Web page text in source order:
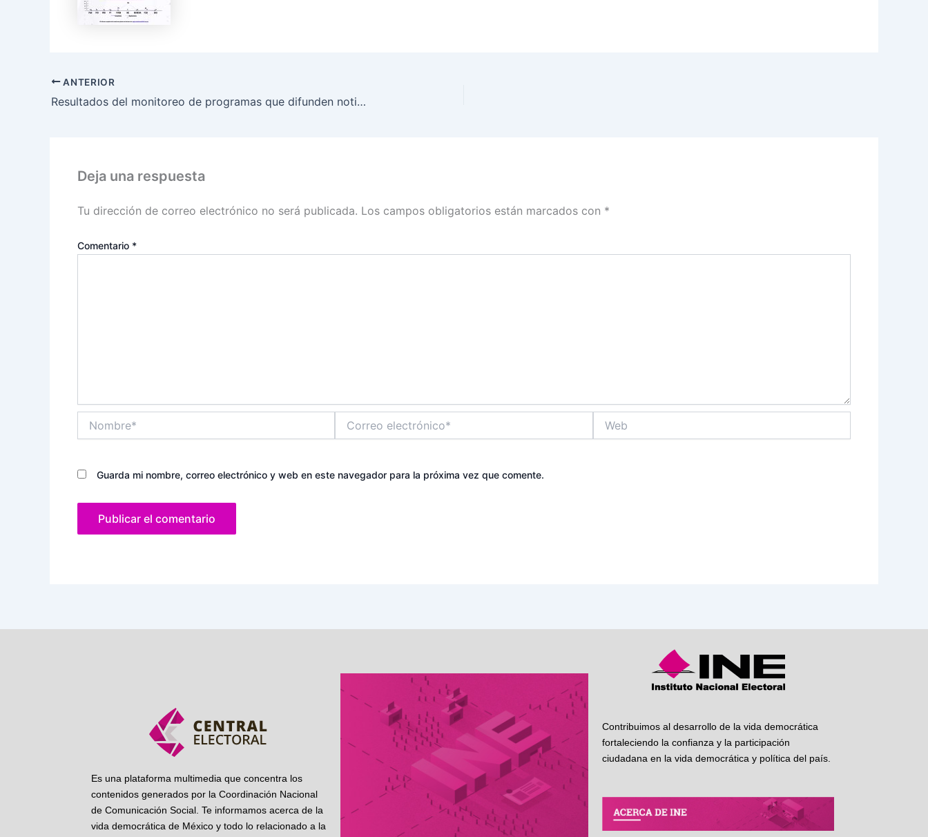
ANTERIOR
Resultados del monitoreo de programas que difunden noticias en la campaña por el Congreso de la Unión del 1 de marzo al 21 de abril de 2024
Deja una respuesta
Tu dirección de correo electrónico no será publicada. Los campos obligatorios están marcados con *
Comentario *
electrónico*
Guarda mi nombre, correo electrónico y web en este navegador para la próxima vez que comente.
Es una plataforma multimedia que concentra los
contenidos generados por la Coordinación Nacional
de Comunicación Social. Te informamos acerca de la
vida democrática de México y todo lo relacionado a la
Contribuimos al desarrollo de la vida democrática
fortaleciendo la confianza y la participación
ciudadana en la vida democrática y política del país.